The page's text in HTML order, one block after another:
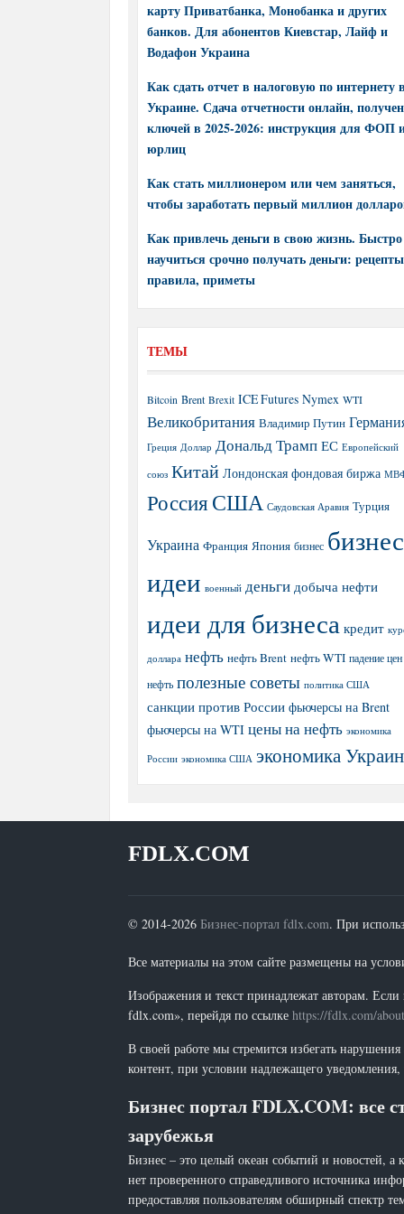
карту Приватбанка, Монобанка и других
банков. Для абонентов Киевстар, Лайф и
Водафон Украина
Как сдать отчет в налоговую по интернету в
Украине. Сдача отчетности онлайн,
ключей в 2025-2026: инструкция для ФОП
юрлиц
Как стать миллионером или чем заняться,
чтобы заработать первый миллион
Как привлечь деньги в свою жизнь. Быстро
научиться срочно получать деньги:
правила, приметы
ТЕМЫ
Bitcoin Brent Brexit ICE Futures Nymex WTI
Великобритания Владимир Путин
Греция Доллар Дональд Трамп ЕС Европейский
союз Китай Лондонская фондовая биржа
РоссияСША Саудовская Аравия Турция
Украина Франция Япония бизнес бизнес
идеи военный деньги добыча нефти
идеи для бизнеса кредит
доллара нефть нефть Brent нефть WTI падение
нефть полезные советы политика США
санкции против России фьючерсы на Brent
фьючерсы на WTI цены на нефть экономика
России экономика США экономика
FDLX.COM
© 2014-2026 Бизнес-портал fdlx.com. При
Все материалы на этом сайте размещены на
Изображения и текст принадлежат авторам.
fdlx.com», перейдя по ссылке https://fdlx.com/
В своей работе мы стремится избегать
контент, при условии надлежащего
Бизнес портал FDLX.COM: все
зарубежья
Бизнес – это целый океан событий и новостей,
нет проверенного справедливого источника
предоставляя пользователям обширный спектр